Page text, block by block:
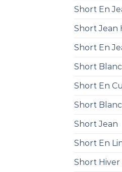
Short En
Short Jean
Short En
Short
Short En
Short
Short Jean
Short En
Short Hiver